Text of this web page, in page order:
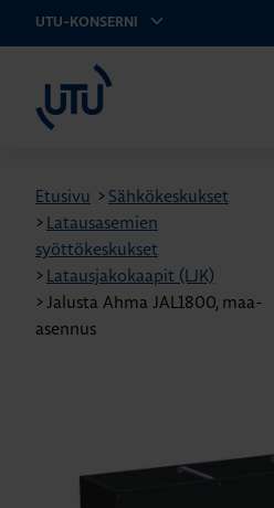
UTU-KONSERNI
Etusivu > Sähkökeskukset
> Latausasemien
syöttökeskukset
> Latausjakokaapit (LJK)
>Jalusta Ahma JAL1800, maa-
asennus